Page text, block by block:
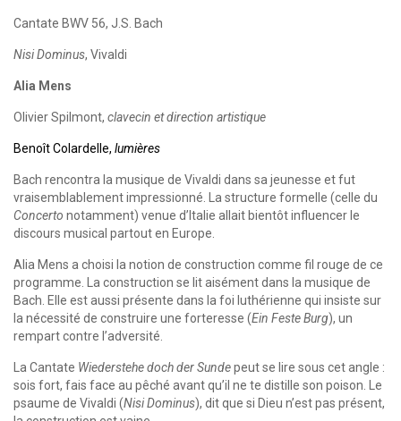
Cantate BWV 56, J.S. Bach
Nisi Dominus, Vivaldi
Alia Mens
Olivier Spilmont, clavecin et direction artistique
Benoît Colardelle, lumières
Bach rencontra la musique de Vivaldi dans sa jeunesse et fut
vraisemblablement impressionné. La structure formelle (celle du
Concerto notamment) venue d’Italie allait bientôt influencer le
discours musical partout en Europe.
Alia Mens a choisi la notion de construction comme fil rouge de ce
programme. La construction se lit aisément dans la musique de
Bach. Elle est aussi présente dans la foi luthérienne qui insiste sur
la nécessité de construire une forteresse (Ein Feste Burg), un
rempart contre l’adversité.
La Cantate Wiederstehe doch der Sundepeut se lire sous cet angle :
sois fort, fais face au pêché avant qu’il ne te distille son poison. Le
psaume de Vivaldi (Nisi Dominus), dit que si Dieu n’est pas présent,